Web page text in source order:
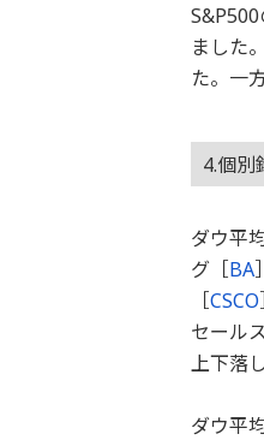
ました
た。一
4.個別
ダウ平
グ［BA
［CSCO
セール
上下落
ダウ平